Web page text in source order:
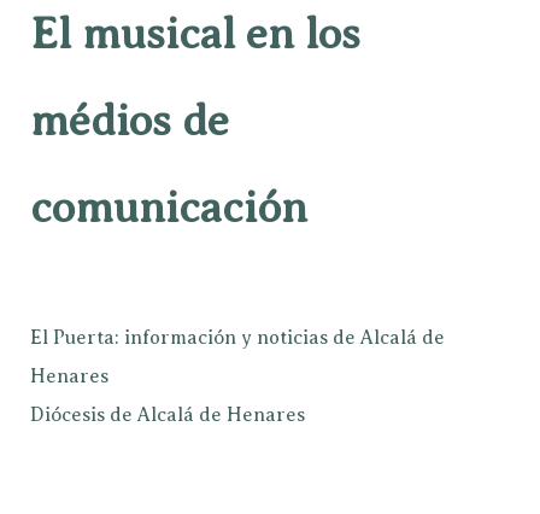
El musical en los
médios de
comunicación
El Puerta: información y noticias de Alcalá de
Henares
Diócesis de Alcalá de Henares